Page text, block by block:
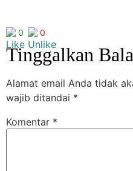
0 0
Tinggalkan
Alamat email Anda tidak
wajib ditandai *
Komentar *